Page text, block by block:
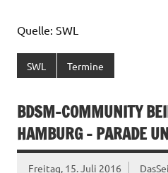
Quelle: SWL
SWL Termine
BDSM-COMMUNITY
HAMBURG – PARADE
Freitag, 15. Juli 2016